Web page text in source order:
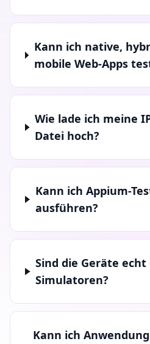
Kann ich native,
mobile Web-Apps
Wie lade ich meine
Datei hoch?
Kann ich Appium-
ausführen?
Sind die Geräte echt
Simulatoren?
Kann ich